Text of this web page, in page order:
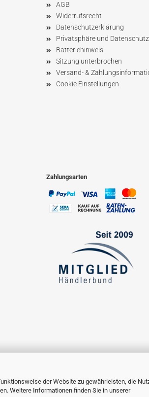
der Website zu gewährleisten, die
Weitere Informationen finden Sie in unserer
AGB
Widerrufsrecht
Datenschutzerklärung
Privatsphäre und Datenschutz
Batteriehinweis
Sitzung unterbrochen
Versand- &
Cookie Einstellungen
Zahlungsarten
erstellen mit Gambio.de © 2023